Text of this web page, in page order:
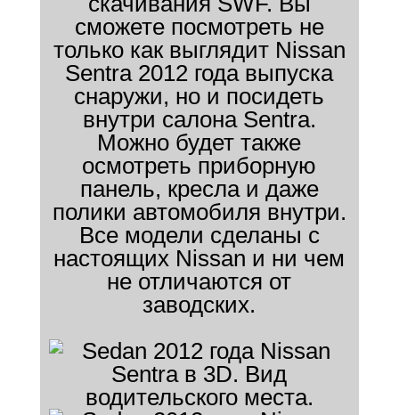
сможете посмотреть не
только как выглядит Nissan
Sentra 2012 года выпуска
снаружи, но и посидеть
внутри салона Sentra.
Можно будет также
осмотреть приборную
панель, кресла и даже
полики автомобиля внутри.
Все модели сделаны с
настоящих Nissan и ни чем
не отличаются от
заводских.